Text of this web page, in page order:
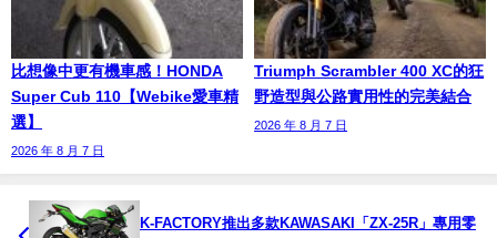
比想像中更有機車感！HONDA
Super Cub 110【Webike愛車精
選】
2026 年 8 月 7 日
Triumph Scrambler 400 XC的狂
野造型與公路實用性的完美結合
2026 年 8 月 7 日
K-FACTORY推出多款KAWASAKI「ZX-25R」專用零